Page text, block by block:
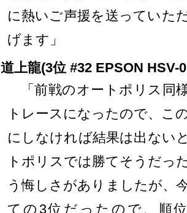
に熱いご声援を送っていた
げます」
道上龍(3位 #32 EPSON HSV-
「前戦のオートポリス同
トレースになったので、こ
にしなければ結果は出ない
トポリスでは勝てそうだっ
う悔しさがありましたが、
ての3位だったので、順